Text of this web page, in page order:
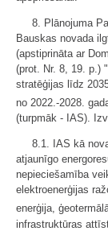
8. Plānojuma
Bauskas novada
(apstiprināta ar
(prot. Nr. 8, 19. p.)
stratēģijas līdz
no 2022.-2028.
(turpmāk - IAS).
8.1. IAS kā
atjaunīgo
nepieciešamība
elektroenerģijas
enerģija,
infrastruktūras